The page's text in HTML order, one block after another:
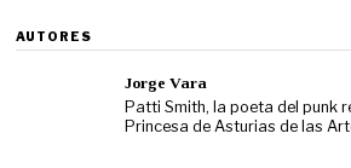
AUTORES
Jorge Vara
Patti Smith, la poeta del punk
Princesa de Asturias de las